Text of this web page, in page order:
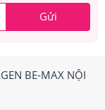
Gửi
BE-MAX NỘI